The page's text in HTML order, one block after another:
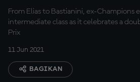
From Elias to Bastianini, ex-Champions
intermediate class as it celebrates a
Prix
11 Jun 2021
BAGIKAN